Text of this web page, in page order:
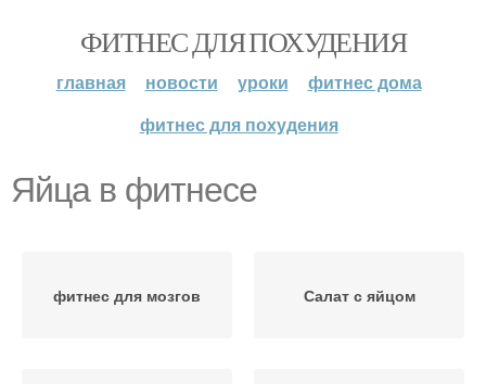
ФИТНЕС ДЛЯ ПОХУДЕНИЯ
главная новости уроки
фитнес дома
фитнес для похудения
Яйца в фитнесе
фитнес для мозгов Салат с яйцом